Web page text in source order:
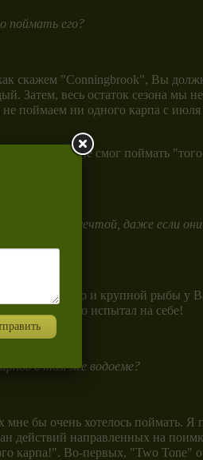
поймать его?
скажем "Conningbrook", Вы
Затем, весь остаток сезона мы
поймаем ни одного карпа с
одного. Я не смог поймать "того
мечтой, даже если они
удача, то и крупной рыбы у
видать. Я это испытал на себе!
в том же водоеме?
бы очень хотелось поймать. Я
действий направленных на
карпа!". Во-первых, "Two